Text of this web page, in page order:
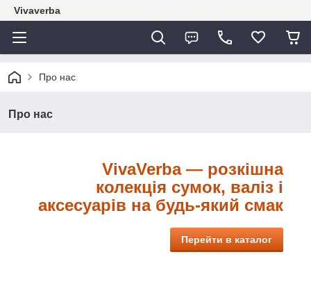
Vivaverba
Про нас
Про нас
VivaVerba — розкішна
колекція сумок, валіз і
аксесуарів на будь-який смак
Перейти в каталог